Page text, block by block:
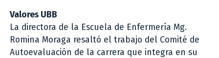
Valores UBB
La directora de la Escuela de Enfermería Mg.
Romina Moraga resaltó el trabajo del Comité de
Autoevaluación de la carrera que integra en su